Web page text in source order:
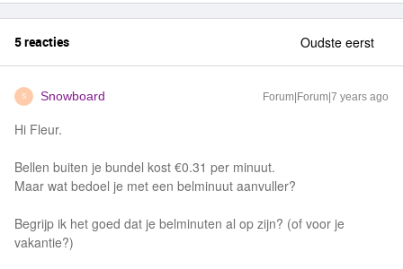
5 reacties Oudste eerst
S Snowboard Forum|Forum|7 years ago
Hi Fleur.
Bellen buiten je bundel kost €0.31 per minuut.
Maar wat bedoel je met een belminuut aanvuller?
Begrijp ik het goed dat je belminuten al op zijn? (of voor je
vakantie?)